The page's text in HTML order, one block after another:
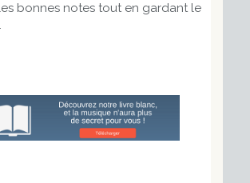
bonnes notes tout en gardant le